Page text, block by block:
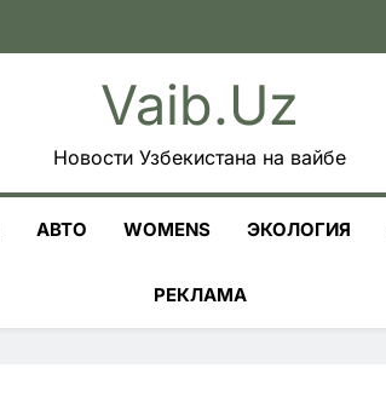
Vaib.uz
Новости Узбекистана на вайбе
АВТО WOMENS ЭКОЛОГИЯ
РЕКЛАМА